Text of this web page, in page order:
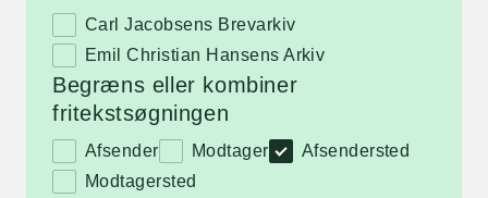
Carl Jacobsens Brevarkiv
Emil Christian Hansens Arkiv
Begræns eller kombiner
fritekstsøgningen
Afsender Modtager
Afsendersted
Modtagersted